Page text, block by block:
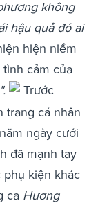
không
hậu quả đó ai
hiện niềm
cảm của
Trước
trang cá nhân
ngày cưới
đã mạnh tay
phụ kiện khác
ca Hương